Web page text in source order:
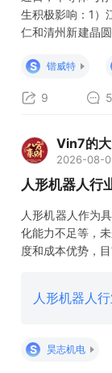
生积极影响：1）
仁和清州新建晶
远超过了供应增
S 锴威特
9 5
Vin7的大
2026-08-
人形机器人行
人形机器人作为
化能力不足等，
度和成本优势，
人形机器人
S 昊志机电